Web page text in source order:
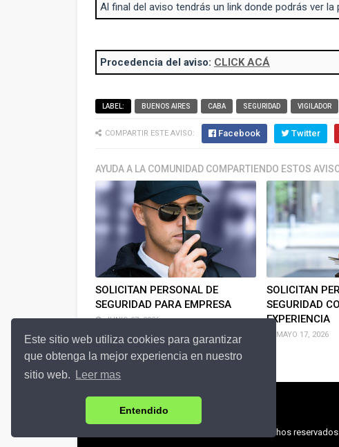
Este sitio web utiliza cookies para garantizar
que obtenga la mejor experiencia en nuestro
sitio web.
Leer mas
Entendido
Al final del aviso tendrás un link donde podrás ver
Procedencia del aviso: CLICK ACÁ
LABEL: BUENOS AIRES CABA SEGURIDAD VIGILADOR
COMPARTIR ESTE AVISO: Facebook Twitter
AYUDA A LA COMUNIDAD COMPARTIENDO ESTOS
SOLICITAN PERSONAL DE
SEGURIDAD PARA EMPRESA
JUNIO 07, 2026
SOLICITAN
SEGURIDAD
EXPERIENCIA
MAYO 17, 2026
© 2018 Zona-Empleos.com | Todos los derechos